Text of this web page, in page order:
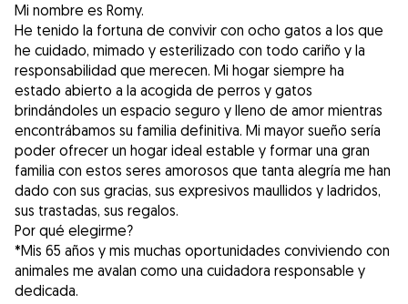
Mi nombre es Romy.
He tenido la fortuna de convivir con ocho gatos a los que
he cuidado, mimado y esterilizado con todo cariño y la
responsabilidad que merecen. Mi hogar siempre ha
estado abierto a la acogida de perros y gatos
brindándoles un espacio seguro y lleno de amor mientras
encontrábamos su familia definitiva. Mi mayor sueño sería
poder ofrecer un hogar ideal estable y formar una gran
familia con estos seres amorosos que tanta alegría me han
dado con sus gracias, sus expresivos maullidos y ladridos,
sus trastadas, sus regalos.
Por qué elegirme?
*Mis 65 años y mis muchas oportunidades conviviendo con
animales me avalan como una cuidadora responsable y
dedicada.